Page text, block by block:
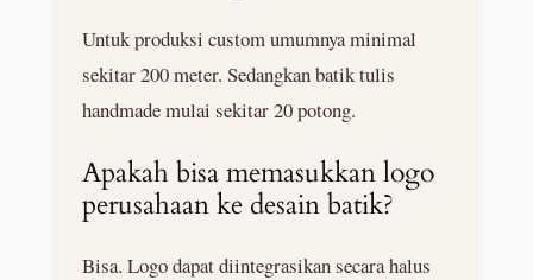
Untuk produksi custom umumnya minimal
sekitar 200 meter. Sedangkan batik tulis
handmade mulai sekitar 20 potong.
Apakah bisa memasukkan logo
perusahaan ke desain batik?
Bisa. Logo dapat diintegrasikan secara halus